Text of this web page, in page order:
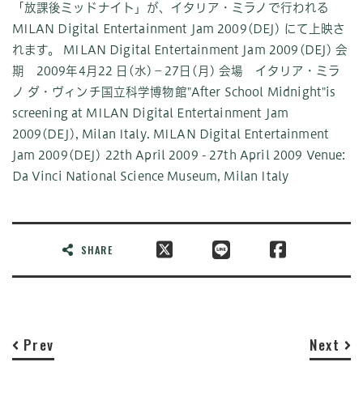
「放課後ミッドナイト」が、イタリア・ミラノで行われる
MILAN Digital Entertainment Jam 2009(DEJ) にて上映さ
れます。 MILAN Digital Entertainment Jam 2009(DEJ) 会
期 2009年4月22 日(水)－27日(月) 会場 イタリア・ミラ
ノ ダ・ヴィンチ国立科学博物館"After School Midnight"is
screening at MILAN Digital Entertainment Jam
2009(DEJ), Milan Italy. MILAN Digital Entertainment
Jam 2009(DEJ) 22th April 2009 - 27th April 2009 Venue:
Da Vinci National Science Museum, Milan Italy
SHARE
Prev Next